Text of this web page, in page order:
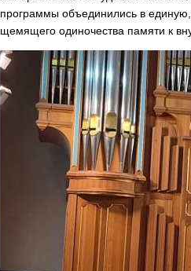
программы объединились в
щемящего одиночества памяти к